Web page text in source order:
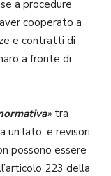
a procedure
cooperato a
e contratti di
a fronte di
» tra
un lato, e revisori,
possono essere
223 della